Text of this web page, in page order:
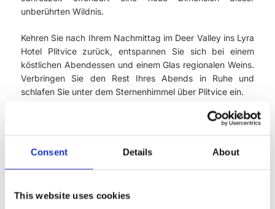
Consent Details About
This website uses cookies
unberührten Wildnis.
Kehren Sie nach Ihrem Nachmittag im Deer Valley ins Lyra
Hotel Plitvice zurück, entspannen Sie sich bei einem
köstlichen Abendessen und einem Glas regionalen Weins.
Verbringen Sie den Rest Ihres Abends in Ruhe und
schlafen Sie unter dem Sternenhimmel über Plitvice ein.